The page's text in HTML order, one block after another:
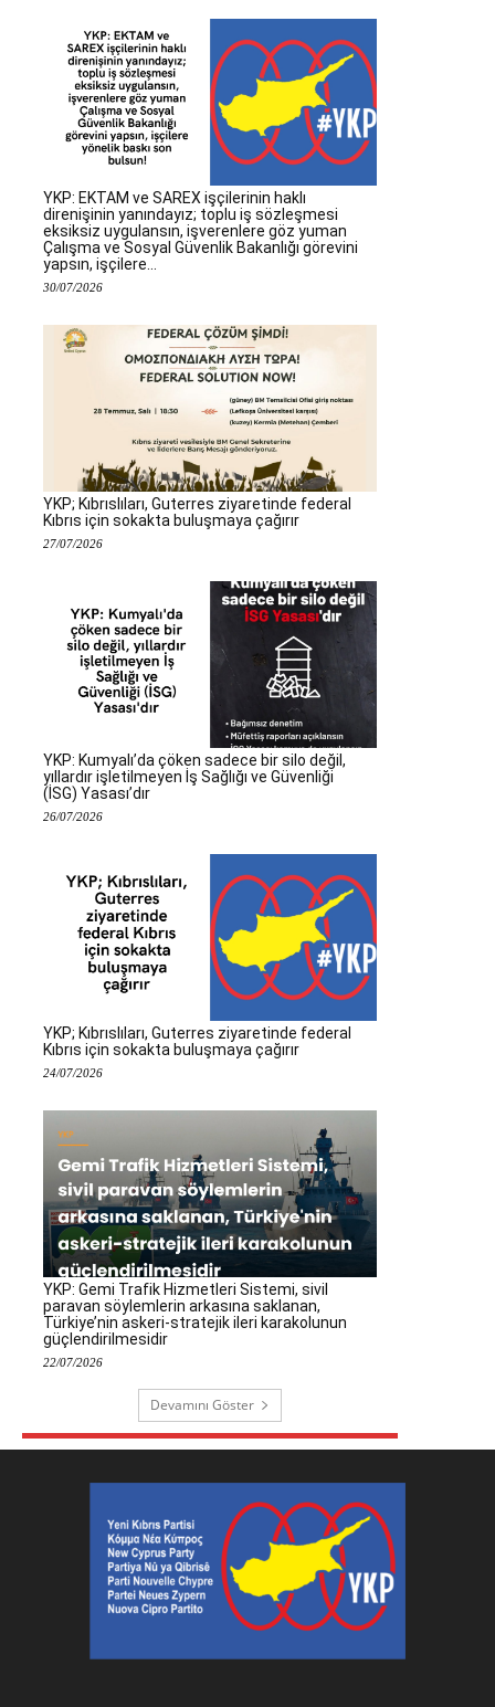
YKP: EKTAM ve SAREX işçilerinin haklı
direnişinin yanındayız; toplu iş sözleşmesi
eksiksiz uygulansın, işverenlere göz yuman
Çalışma ve Sosyal Güvenlik Bakanlığı görevini
yapsın, işçilere...
30/07/2026
YKP; Kıbrıslıları, Guterres ziyaretinde federal
Kıbrıs için sokakta buluşmaya çağırır
27/07/2026
YKP: Kumyalı’da çöken sadece bir silo değil,
yıllardır işletilmeyen İş Sağlığı ve Güvenliği
(İSG) Yasası’dır
26/07/2026
YKP; Kıbrıslıları, Guterres ziyaretinde federal
Kıbrıs için sokakta buluşmaya çağırır
24/07/2026
YKP: Gemi Trafik Hizmetleri Sistemi, sivil
paravan söylemlerin arkasına saklanan,
Türkiye’nin askeri-stratejik ileri karakolunun
güçlendirilmesidir
22/07/2026
Devamını Göster